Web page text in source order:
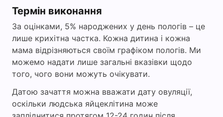
Термін виконання
За оцінками, 5% народжених у день пологів – це
лише крихітна частка. Кожна дитина і кожна
мама відрізняються своїм графіком пологів. Ми
можемо надати лише загальні вказівки щодо
того, чого вони можуть очікувати.
Датою зачаття можна вважати дату овуляції,
оскільки людська яйцеклітина може